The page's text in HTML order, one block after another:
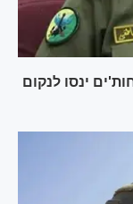
ינסו לנקום